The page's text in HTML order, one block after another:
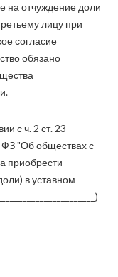
на отчуждение доли
лицу при
согласие
обязано
с ч. 2 ст. 23
ФЗ "Об обществах с
приобрести
в уставном
-